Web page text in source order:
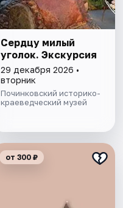
Сердцу милый
уголок. Экскурсия
29 декабря 2026 •
вторник
Починковский историко-
краеведческий музей
от 300 ₽